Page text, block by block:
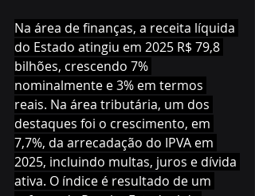
Na área de finanças, a receita líquida
do Estado atingiu em 2025 R$ 79,8
bilhões, crescendo 7%
nominalmente e 3% em termos
reais. Na área tributária, um dos
destaques foi o crescimento, em
7,7%, da arrecadação do IPVA em
2025, incluindo multas, juros e dívida
ativa. O índice é resultado de um